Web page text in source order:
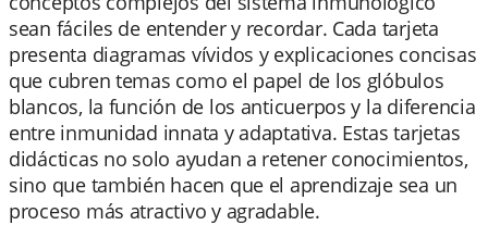
sean fáciles de entender y recordar. Cada tarjeta
presenta diagramas vívidos y explicaciones concisas
que cubren temas como el papel de los glóbulos
blancos, la función de los anticuerpos y la diferencia
entre inmunidad innata y adaptativa. Estas tarjetas
didácticas no solo ayudan a retener conocimientos,
sino que también hacen que el aprendizaje sea un
proceso más atractivo y agradable.